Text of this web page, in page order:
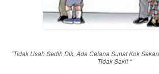
“Tidak Usah Sedih Dik, Ada Celana Sunat Kok
Tidak Sakit “